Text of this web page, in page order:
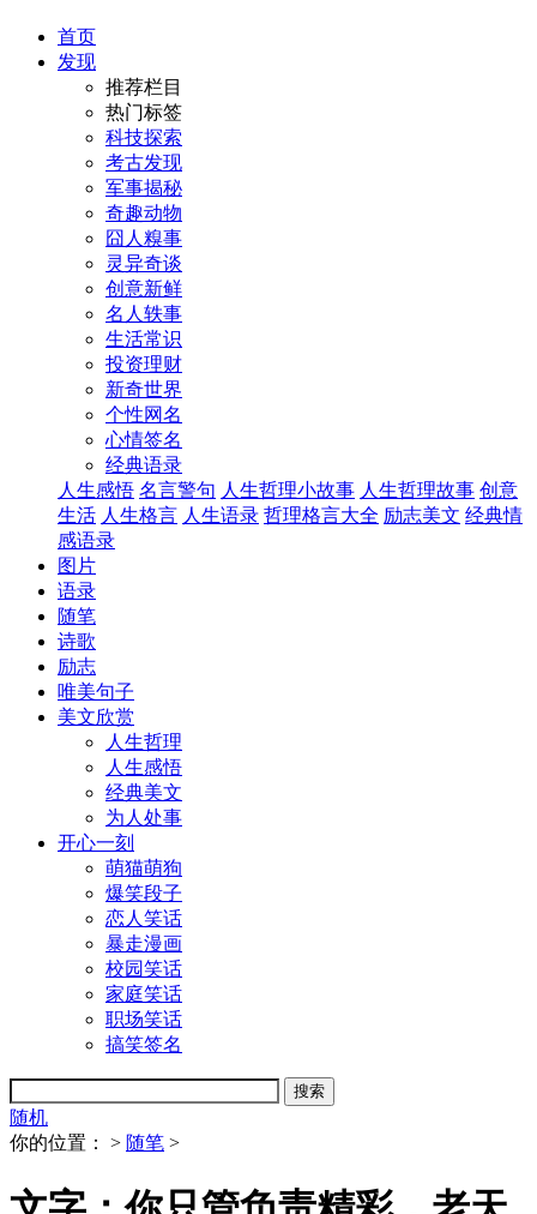
首页
发现
推荐栏目
热门标签
科技探索
考古发现
军事揭秘
奇趣动物
囧人糗事
灵异奇谈
创意新鲜
名人轶事
生活常识
投资理财
新奇世界
个性网名
心情签名
经典语录
人生感悟 名言警句 人生哲理小故事 人生哲理故事 创意
生活 人生格言 人生语录 哲理格言大全 励志美文 经典情
感语录
图片
语录
随笔
诗歌
励志
唯美句子
美文欣赏
人生哲理
人生感悟
经典美文
为人处事
开心一刻
萌猫萌狗
爆笑段子
恋人笑话
暴走漫画
校园笑话
家庭笑话
职场笑话
搞笑签名
随机
你的位置：
> 随笔 >